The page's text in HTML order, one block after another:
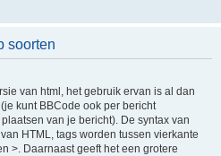
soorten
van html, het gebruik ervan is al dan
kunt BBCode ook per bericht
van je bericht). De syntax van
HTML, tags worden tussen vierkante
>. Daarnaast geeft het een grotere